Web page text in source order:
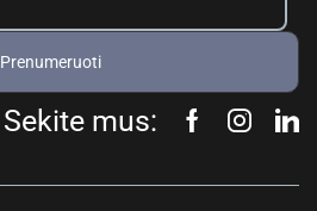
Prenumeruoti
Sekite mus: